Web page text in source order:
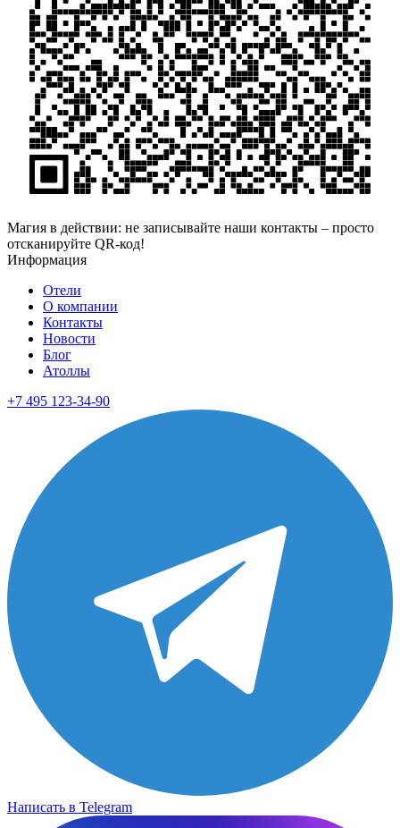
Магия в действии: не записывайте наши контакты – просто
отсканируйте QR-код!
Информация
Отели
О компании
Контакты
Новости
Блог
Атоллы
+7 495 123-34-90
Написать в Telegram